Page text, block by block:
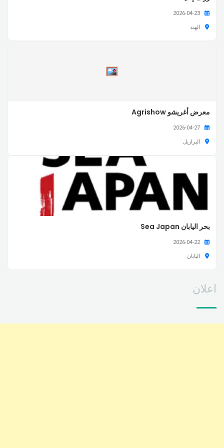
الهند
معرض أغريشو Agrishow
البرازيل
بحر اليابان Sea Japan
2026-04-22
اليابان
اعلان